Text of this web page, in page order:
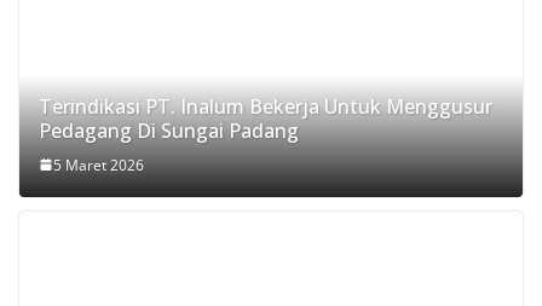
Terindikasi PT. Inalum Bekerja Untuk Menggusur
Pedagang Di Sungai Padang
5 Maret 2026